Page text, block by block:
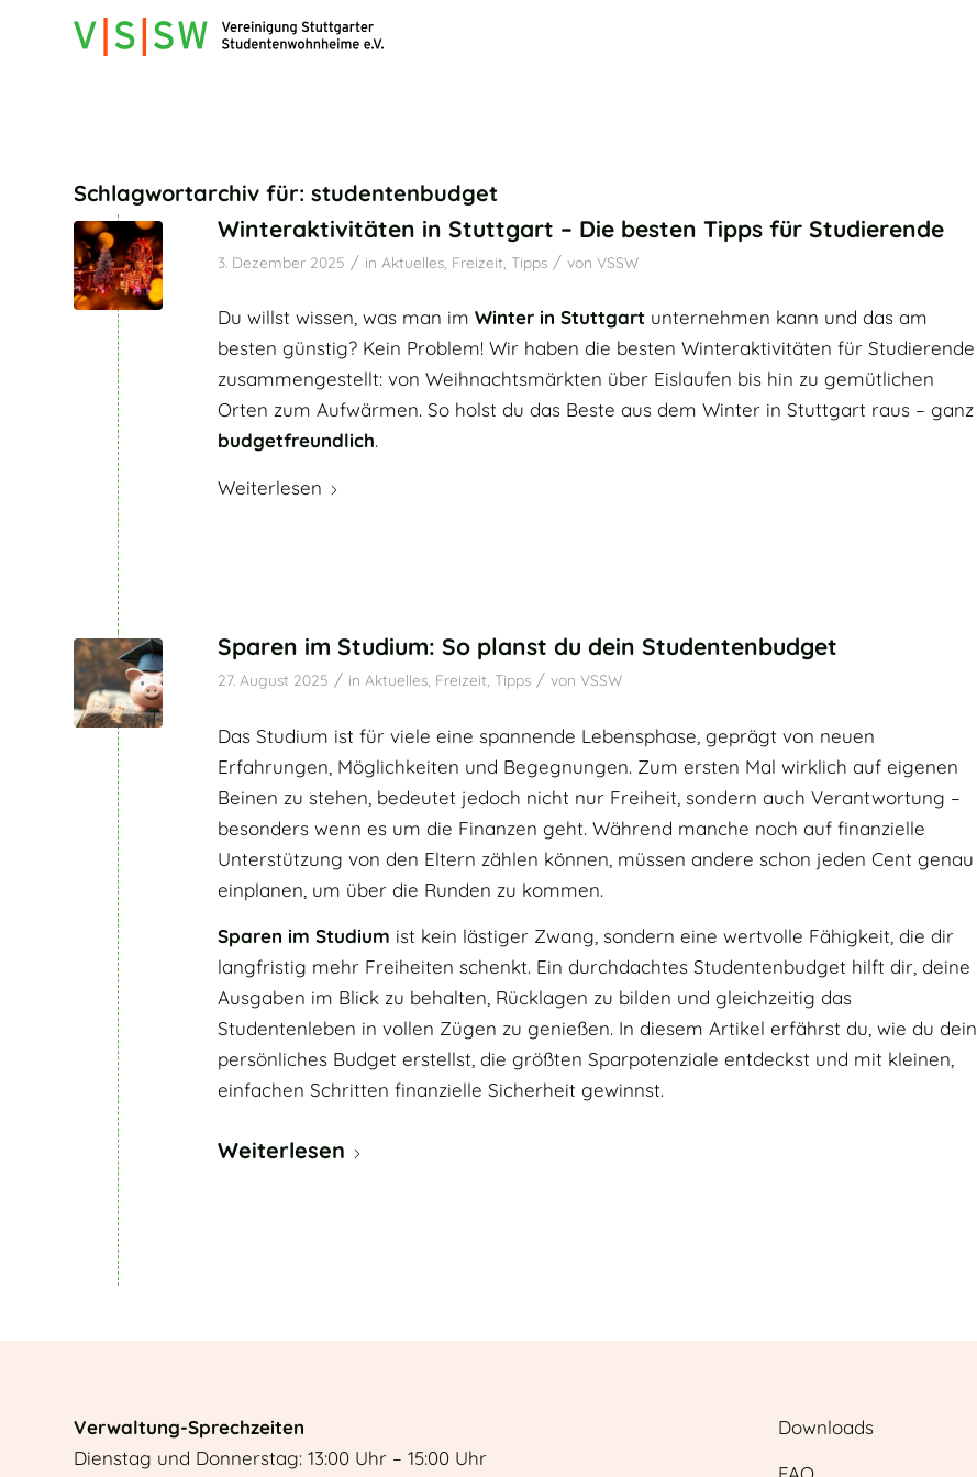
Schlagwortarchiv für: studentenbudget
Winteraktivitäten in Stuttgart – Die besten Tipps für Studierende
3. Dezember 2025 / in Aktuelles Freizeit Tipps / von VSSW
Du willst wissen, was man im Winter in Stuttgart unternehmen kann und das am
besten günstig? Kein Problem! Wir haben die besten Winteraktivitäten für Studierende
zusammengestellt: von Weihnachtsmärkten über Eislaufen bis hin zu gemütlichen
Orten zum Aufwärmen. So holst du das Beste aus dem Winter in Stuttgart raus – ganz
budgetfreundlich.
Weiterlesen
Sparen im Studium: So planst du dein Studentenbudget
27. August 2025 / in Aktuelles Freizeit Tipps / von VSSW
Das Studium ist für viele eine spannende Lebensphase, geprägt von neuen
Erfahrungen, Möglichkeiten und Begegnungen. Zum ersten Mal wirklich auf eigenen
Beinen zu stehen, bedeutet jedoch nicht nur Freiheit, sondern auch Verantwortung –
besonders wenn es um die Finanzen geht. Während manche noch auf finanzielle
Unterstützung von den Eltern zählen können, müssen andere schon jeden Cent genau
einplanen, um über die Runden zu kommen.
Sparen im Studium ist kein lästiger Zwang, sondern eine wertvolle Fähigkeit, die dir
langfristig mehr Freiheiten schenkt. Ein durchdachtes Studentenbudget hilft dir, deine
Ausgaben im Blick zu behalten, Rücklagen zu bilden und gleichzeitig das
Studentenleben in vollen Zügen zu genießen. In diesem Artikel erfährst du, wie du dein
persönliches Budget erstellst, die größten Sparpotenziale entdeckst und mit kleinen,
einfachen Schritten finanzielle Sicherheit gewinnst.
Weiterlesen
Verwaltung-Sprechzeiten
Dienstag und Donnerstag: 13:00 Uhr – 15:00 Uhr
Downloads